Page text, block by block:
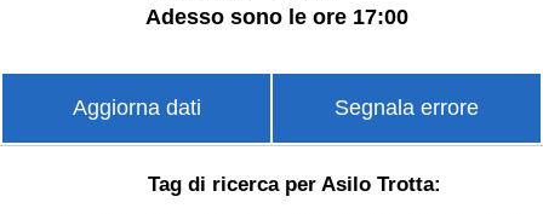
Adesso sono le ore 17:00
Aggiorna dati Segnala errore
Tag di ricerca per Asilo Trotta: